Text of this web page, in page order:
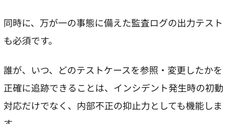
同時に、万が一の事態に備えた監査ログの出力テスト
も必須です。
誰が、いつ、どのテストケースを参照・変更したかを
正確に追跡できることは、インシデント発生時の初動
対応だけでなく、内部不正の抑止力としても機能しま